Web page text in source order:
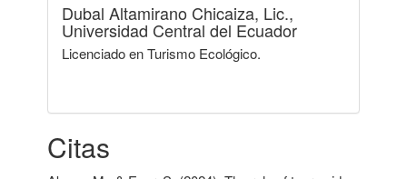
Dubal Altamirano Chicaiza, Lic.,
Universidad Central del Ecuador
Licenciado en Turismo Ecológico.
Citas